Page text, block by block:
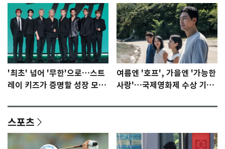
'최초' 넘어 '무한'으로…스트
레이 키즈가 증명할 성장 모멘
여름엔 '호프', 가을엔 '가능한
사랑'…국제영화제 수상 기대
스포츠